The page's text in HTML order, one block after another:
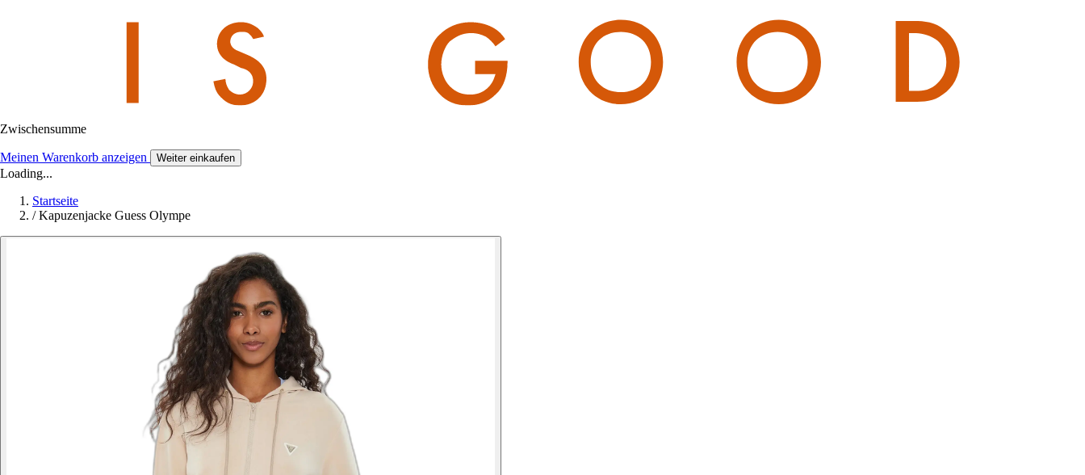
Zwischensumme
Meinen Warenkorb anzeigen Weiter einkaufen
Loading...
Startseite
/ Kapuzenjacke Guess Olympe